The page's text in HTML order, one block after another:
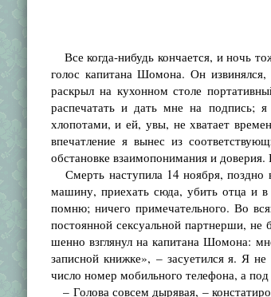
Все когда-нибудь кончается, и ночь
голос капитана Шомона. Он
раскрыл на кухонном столе
распечатать и дать мне на подпись;
хлопотами, и ей, увы, не хватает
впечатление я вынес из
обстановке взаимопонимания и
Смерть наступила 14 ноября, поздно
машину, приехать сюда, убить отца и
помню; ничего примечательного. Во
постоянной сексуальной партнерши,
шенно взглянул на капитана Шомона:
записной книжке», – засуетился я. Я
число номер мобильного те­лефона, а
– Голова совсем дырявая, –